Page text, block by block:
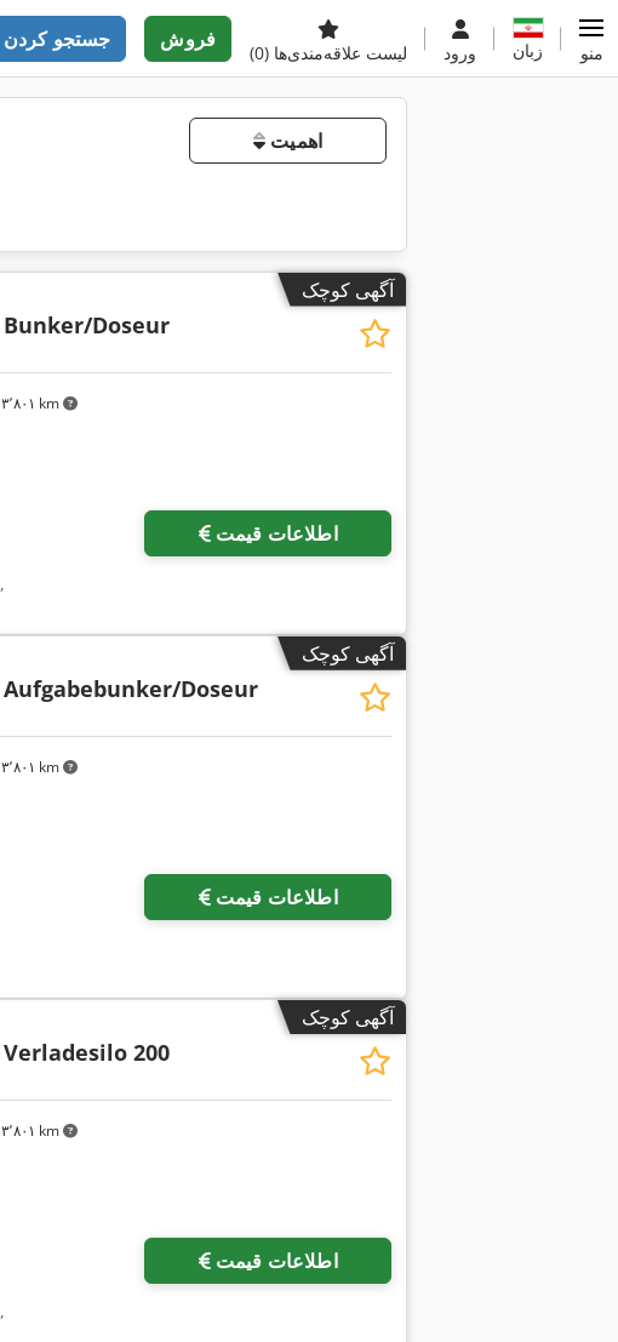
جستجو کردن فروش
لیست علاقه‌مندی‌ها (0) ورود زبان منو
اهمیت
آگهی کوچک
۳٬۸۰۱ km
Bunker/Doseur
اطلاعات قیمت
,
آگهی کوچک
۳٬۸۰۱ km
Aufgabebunker/Doseur
اطلاعات قیمت
آگهی کوچک
۳٬۸۰۱ km
Verladesilo 200
اطلاعات قیمت
,